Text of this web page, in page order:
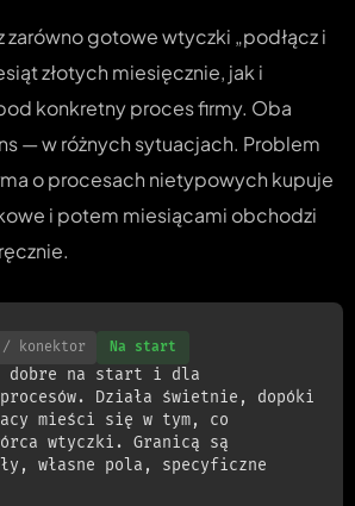
zarówno gotowe wtyczki „podłącz i
złotych miesięcznie, jak i
konkretny proces firmy. Oba
— w różnych sytuacjach. Problem
o procesach nietypowych kupuje
i potem miesiącami obchodzi
/ konektor
dobre na start i dla
procesów. Działa świetnie, dopóki
mieści się w tym, co
wtyczki. Granicą są
własne pola, specyficzne
Na start